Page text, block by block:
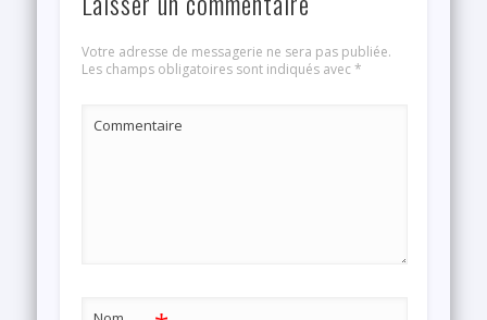
Votre adresse de messagerie ne sera pas publiée.
Les champs obligatoires sont indiqués avec*
Commentaire